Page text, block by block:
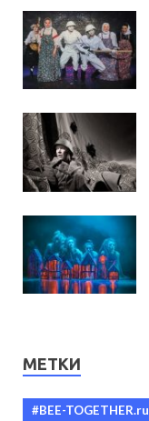
МЕТКИ
#BEE-TOGETHER.ru